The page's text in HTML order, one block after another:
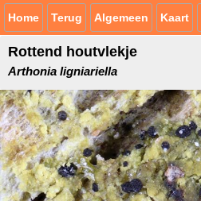
Home Terug Algemeen Kaart
Rottend houtvlekje
Arthonia ligniariella